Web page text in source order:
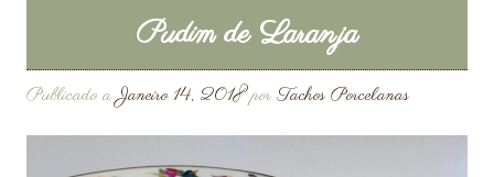
Pudim de Laranja
Publicado aJaneiro 14, 2018por Tachos Porcelanas